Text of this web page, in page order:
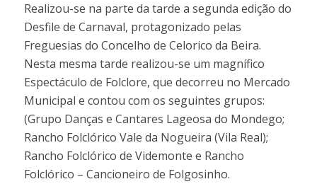
Realizou-se na parte da tarde a segunda edição do
Desfile de Carnaval, protagonizado pelas
Freguesias do Concelho de Celorico da Beira.
Nesta mesma tarde realizou-se um magnífico
Espectáculo de Folclore, que decorreu no Mercado
Municipal e contou com os seguintes grupos:
(Grupo Danças e Cantares Lageosa do Mondego;
Rancho Folclórico Vale da Nogueira (Vila Real);
Rancho Folclórico de Videmonte e Rancho
Folclórico – Cancioneiro de Folgosinho.